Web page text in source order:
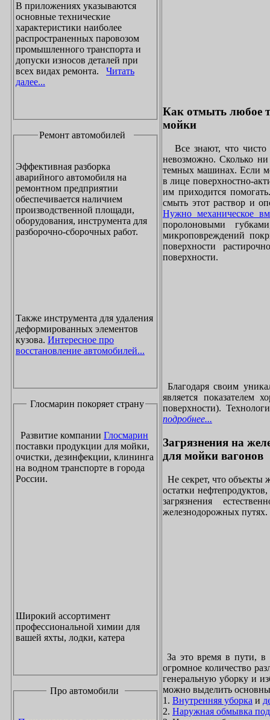
В приложениях указываются
основные технические
характеристики наиболее
распространенных паровозом
промышленного транспорта и
допуски износов деталей при
всех видах ремонта. Читать
далее...
Ремонт автомобилей
Эффективная разборка
аварийного автомобиля на
ремонтном предприятии
обеспечивается наличием
производственной площади,
оборудования, инструмента для
разборочно-сборочных работ.
Также инструмента для удаления
деформированных элементов
кузова. Интересное про
восстановление автомобилей...
Глосмарин покоряет страну
Развитие компании Глосмарин
поставки продукции для мойки,
очистки, дезинфекции, клининга
на водном транспорте в города
России.
Широкий ассортимент
профессиональной химии для
вашей яхты, лодки, катера
Про автомобили
Как отмыть любое
мойки
Все знают, что чисто
невозможно. Сколько
темных машинах. Если
в лице поверхностно-
им приходится
смыть этот раствор и
Нужно механическое
поролоновыми
микроповреждений
поверхности
поверхности.
Благодаря своим
является показателем
поверхности).
подробнее...
Загрязнения на
для мойки вагонов
Не секрет, что объекты
остатки нефтепродуктов,
загрязнения
железнодорожных путях.
За это время в пути,
огромное количество
генеральную уборку и
можно выделить
1. Внутренняя уборка и
2. Наружная обмывка